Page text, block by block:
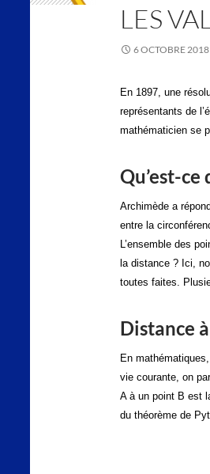
LES
6 OCTOBRE 2018
En 1897, une
représentants de
mathématicien se
Qu’est-ce
Archimède a
entre la
L’ensemble des
la distance ? Ici,
toutes faites.
Distance
En
vie courante, on
A à un point B est
du théorème de